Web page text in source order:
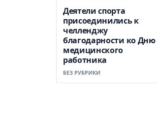
Деятели спорта
присоединились к
челленджу
благодарности ко Дню
медицинского
работника
БЕЗ РУБРИКИ